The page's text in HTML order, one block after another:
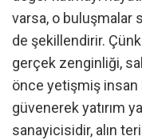
varsa, o buluşmalar
de şekillendirir.
gerçek zenginliği,
önce yetişmiş insan
güvenerek yatırım
sanayicisidir, alın